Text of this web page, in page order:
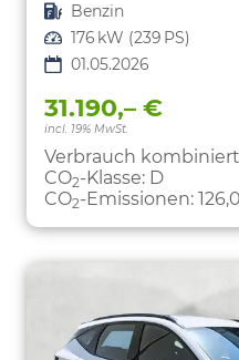
Kraftstoff Benzin
Leistung 176 kW (239 PS)
01.05.2026
31.190,– €
incl. 19% MwSt.
Verbrauch
CO2-Klasse: D
CO2-Emissionen: